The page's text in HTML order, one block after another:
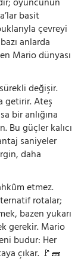
basit
çevreyi
anlarda
Mario dünyası
değişir.
getirir. Ateş
bir anlığına
Bu güçler kalıcı
saniyeler
daha
etmez.
rotalar;
bazen yukarı
gerekir. Mario
budur: Her
çıkar. 🚩🧱